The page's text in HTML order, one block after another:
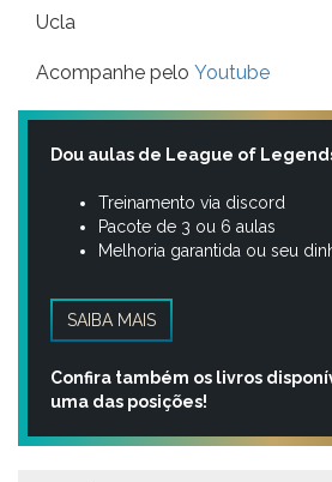
Ucla
Acompanhe pelo Youtube
Dou aulas de League of
Treinamento via discord
Pacote de 3 ou 6 aulas
Melhoria garantida ou seu
SAIBA MAIS
Confira também os livros
uma das posições!